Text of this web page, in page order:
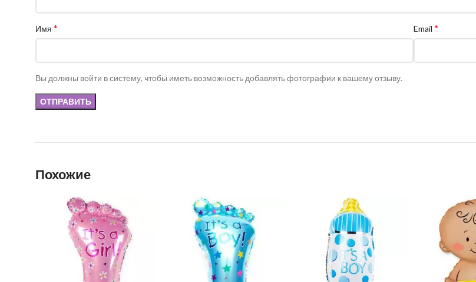
Имя * Email *
Вы должны войти в систему, чтобы иметь возможность добавлять фотографии к вашему отзыву.
Похожие